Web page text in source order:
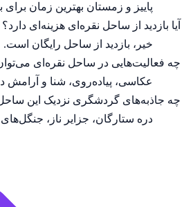
پاییز و زمستان بهترین زمان برای
آیا بازدید از ساحل نقره‌ای هزینه‌ای دارد؟
خیر، بازدید از ساحل رایگان است.
چه فعالیت‌هایی در ساحل نقره‌ای می‌توان
عکاسی، پیاده‌روی، شنا و آرامش
چه جاذبه‌های گردشگری نزدیک این ساحل
دره ستارگان، جزایر ناز،